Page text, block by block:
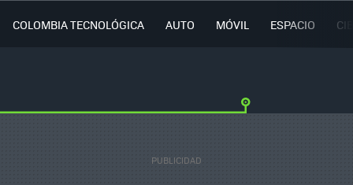
COLOMBIA TECNOLÓGICA AUTO MÓVIL ESPACIO